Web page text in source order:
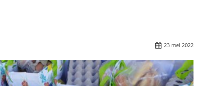
23 mei 2022